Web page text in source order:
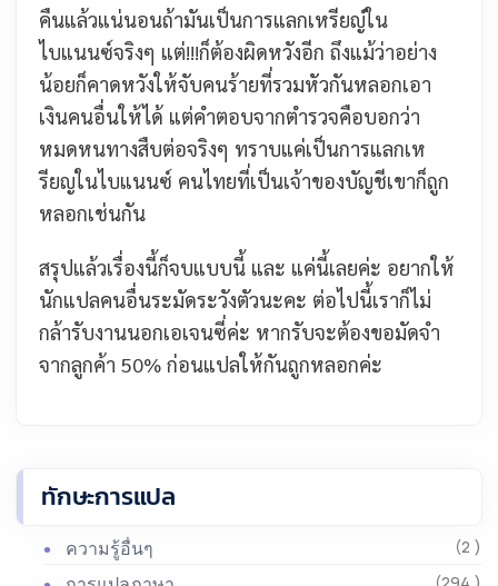
คืนแล้วแน่นอนถ้ามันเป็นการแลกเหรียญ์ใน
ไบแนนซ์จริงๆ แต่!!!ก็ต้องผิดหวังอีก ถึงแม้ว่าอย่าง
น้อยก็คาดหวังให้จับคนร้ายที่รวมหัวกันหลอกเอา
เงินคนอื่นให้ได้ แต่คำตอบจากตำรวจคือบอกว่า
หมดหนทางสืบต่อจริงๆ ทราบแค่เป็นการแลกเห
รียญในไบแนนซ์ คนไทยที่เป็นเจ้าของบัญชีเขาก็ถูก
หลอกเช่นกัน
สรุปแล้วเรื่องนี้ก็จบแบบนี้ และ แค่นี้เลยค่ะ อยากให้
นักแปลคนอื่นระมัดระวังตัวนะคะ ต่อไปนี้เราก็ไม่
กล้ารับงานนอกเอเจนซี่ค่ะ หากรับจะต้องขอมัดจำ
จากลูกค้า 50% ก่อนแปลให้กันถูกหลอกค่ะ
ทักษะการแปล
ความรู้อื่นๆ (2 )